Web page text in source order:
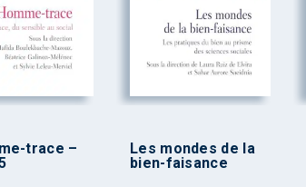
trace –
Les mondes de la
bien-faisance